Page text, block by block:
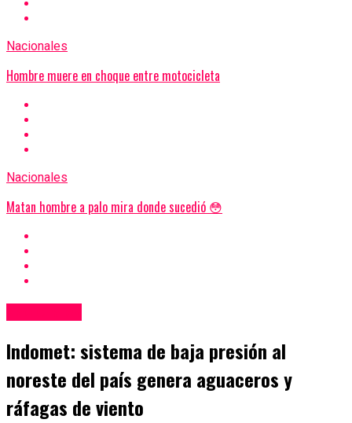
Nacionales
Hombre muere en choque entre motocicleta
Nacionales
Matan hombre a palo mira donde sucedió 😳
Indomet: sistema de baja presión al
noreste del país genera aguaceros y
ráfagas de viento